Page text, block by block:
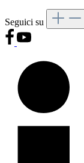
Seguici su